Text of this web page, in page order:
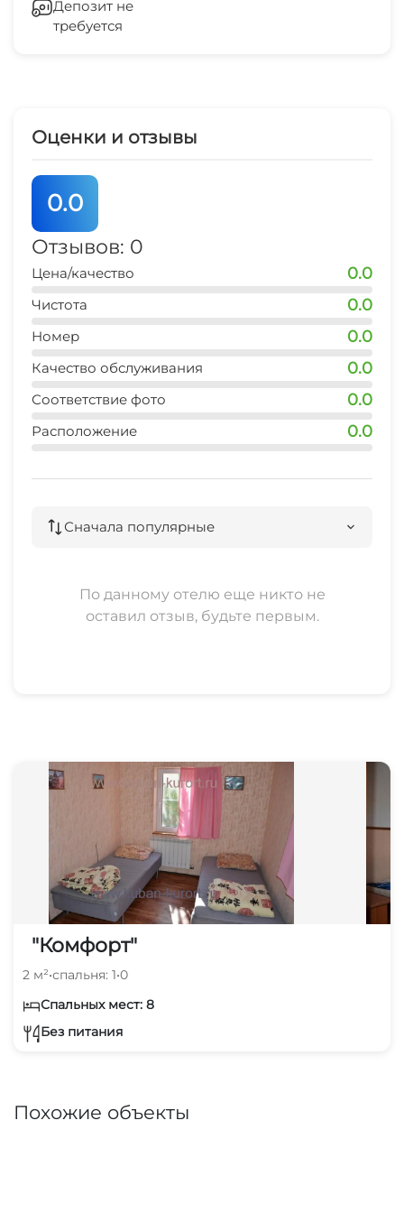
Депозит не
требуется
Оценки и отзывы
0.0
Отзывов: 0
Цена/качество 0.0
Чистота 0.0
Номер 0.0
Качество обслуживания 0.0
Соответствие фото 0.0
Расположение 0.0
Сначала популярные
По данному отелю еще никто не
оставил отзыв, будьте первым.
"Комфорт"
2 м²•спальня: 1•0
Спальных мест: 8
Без питания
Похожие объекты